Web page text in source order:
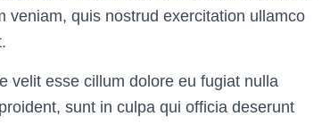
veniam, quis nostrud exercitation ullamco
velit esse cillum dolore eu fugiat nulla
sunt in culpa qui officia deserunt